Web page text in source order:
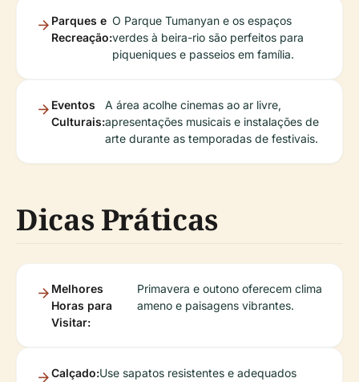
Parques e
Recreação:
O Parque Tumanyan e os espaços
verdes à beira-rio são perfeitos para
piqueniques e passeios em família.
Eventos
Culturais:
A área acolhe cinemas ao ar livre,
apresentações musicais e instalações de
arte durante as temporadas de festivais.
Dicas Práticas
Melhores
Horas para
Visitar:
Primavera e outono oferecem clima
ameno e paisagens vibrantes.
Calçado:Use sapatos resistentes e adequados